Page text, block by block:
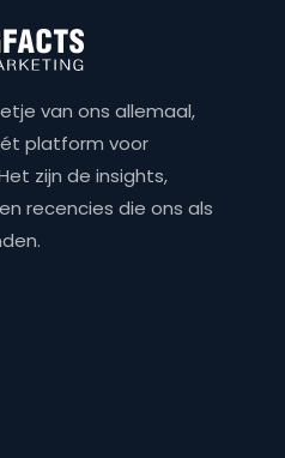
van ons allemaal,
platform voor
zijn de insights,
recencies die ons als